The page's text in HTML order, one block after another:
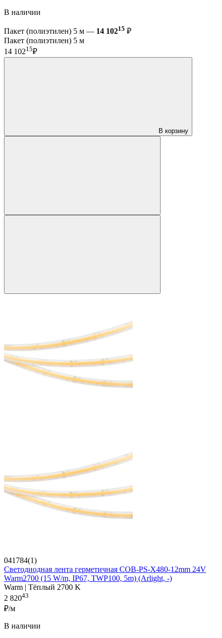
В наличии
Пакет (полиэтилен) 5 м — 14 10215 ₽
Пакет (полиэтилен) 5 м
14 10215₽
В корзину
041784(1)
Светодиодная лента герметичная COB-PS-X480-12mm 24V
Warm2700 (15 W/m, IP67, TWP100, 5m) (Arlight, -)
Warm | Тёплый 2700 K
2 82043
₽/м
В наличии